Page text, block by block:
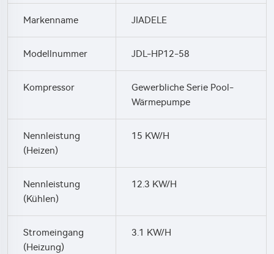
Markenname JIADELE
Modellnummer JDL-HP12-58
Kompressor
Gewerbliche Serie Pool-
Wärmepumpe
Nennleistung
(Heizen)
15 KW/h
Nennleistung
(Kühlen)
12.3 KW/h
Stromeingang
(Heizung)
3.1 KW/h